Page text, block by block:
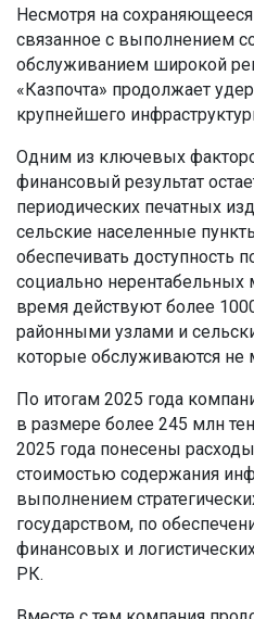
Несмотря на
связанное с выполнением
обслуживанием широкой
«Казпочта» продолжает
крупнейшего
Одним из ключевых
финансовый результат
периодических печатных
сельские населенные
обеспечивать доступность
социально нерентабельных
время действуют более
районными узлами и
которые обслуживаются не
По итогам 2025 года
в размере более 245 млн
2025 года понесены
стоимостью содержания
выполнением
государством, по
финансовых и
РК.